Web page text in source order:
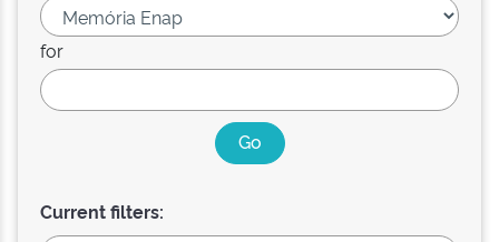
for
Current filters: